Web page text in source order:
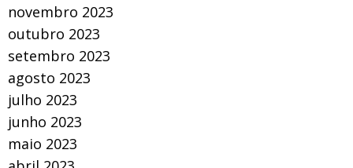
novembro 2023
outubro 2023
setembro 2023
agosto 2023
julho 2023
junho 2023
maio 2023